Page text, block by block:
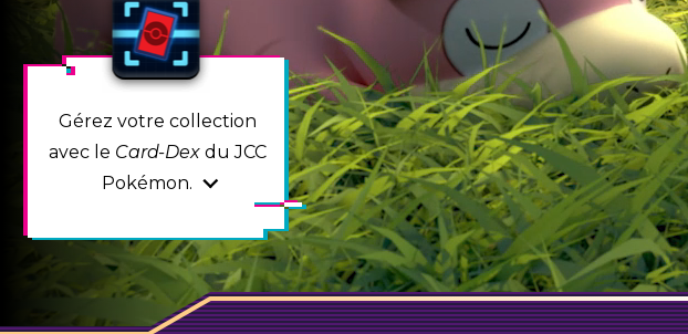
Gérez votre collection
avec le Card-Dexdu JCC
Pokémon.